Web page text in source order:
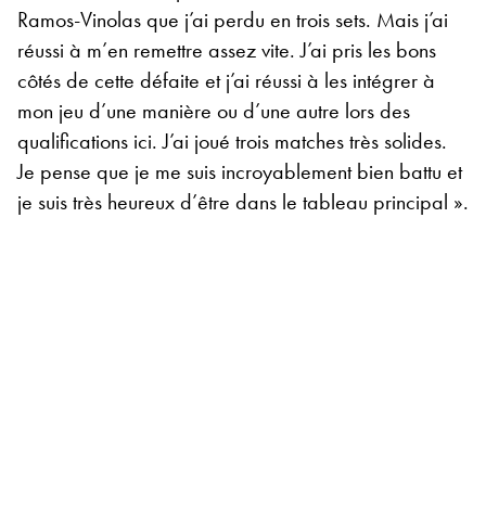
Ramos-Vinolas que j’ai perdu en trois sets. Mais j’ai
réussi à m’en remettre assez vite. J’ai pris les bons
côtés de cette défaite et j’ai réussi à les intégrer à
mon jeu d’une manière ou d’une autre lors des
qualifications ici. J’ai joué trois matches très solides.
Je pense que je me suis incroyablement bien battu et
je suis très heureux d’être dans le tableau principal ».